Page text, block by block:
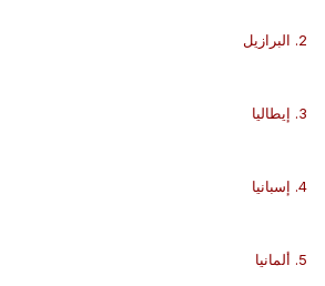
2. البرازيل
3. إيطاليا
4. إسبانيا
5. ألمانيا